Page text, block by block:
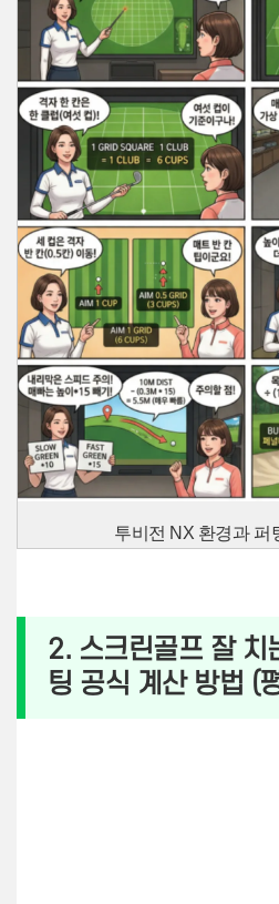
투비전 NX 환경과 퍼
2. 스크린골프 잘 치
팅 공식 계산 방법 (